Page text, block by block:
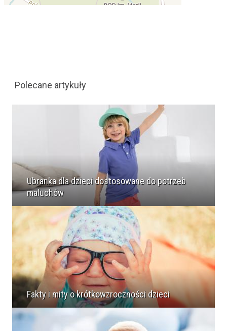
Polecane artykuły
Ubranka dla dzieci dostosowane do potrzeb
maluchów
Fakty i mity o krótkowzroczności dzieci